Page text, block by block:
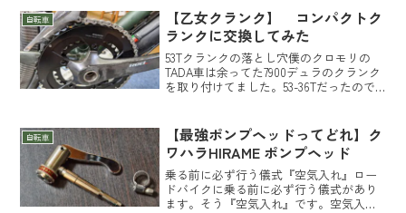
をしてますか？ライトで対応してるよっ
て人が大多数だと思います...
自転車
【乙女クランク】 コンパクトク
ランクに交換してみた
53Tクランクの落とし穴僕のクロモリの
TADA車は余ってた7900デュラのクランク
を取り付けてました。53-36Tだったので
れ程問題になった事はありませんでし
た。eTA...
自転車
【最強ポンプヘッドってどれ】ク
ワハラHIRAME ポンプヘッド
乗る前に必ず行う儀式『空気入れ』ロー
ドバイクに乗る前に必ず行う儀式があり
ます。そう『空気入れ』です。空気入れ